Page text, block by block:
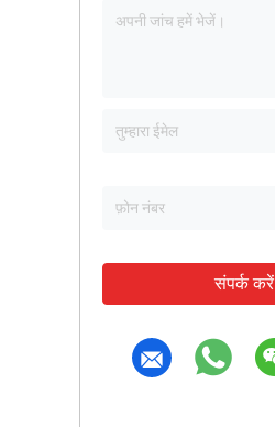
संपर्क करें